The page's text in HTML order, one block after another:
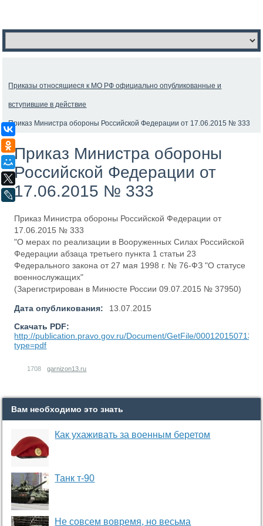
ВКонтакте
Мой Мир
X
LiveJournal
Приказы относящиеся к МО РФ официально опубликованные и
вступившие в действие
Приказ Министра обороны Российской Федерации от 17.06.2015 № 333
Приказ Министра обороны
Российской Федерации от
17.06.2015 № 333
Приказ Министра обороны Российской Федерации от
17.06.2015 № 333
"О мерах по реализации в Вооруженных Силах Российской
Федерации абзаца третьего пункта 1 статьи 23
Федерального закона от 27 мая 1998 г. № 76-ФЗ "О статусе
военнослужащих"
(Зарегистрирован в Минюсте России 09.07.2015 № 37950)
Дата опубликования:
13.07.2015
Скачать PDF:
http://publication.pravo.gov.ru/Document/GetFile/
type=pdf
1708 garnizon13.ru
Вам необходимо это знать
Как ухаживать за военным беретом
Танк т-90
Не совсем вовремя, но весьма